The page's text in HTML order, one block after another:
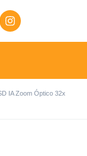
IA Zoom Óptico 32x